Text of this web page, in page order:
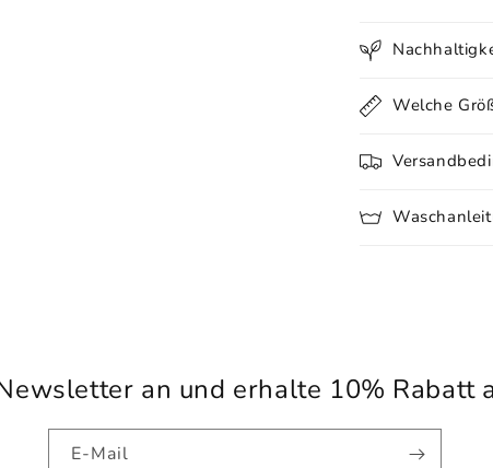
Welche
an und erhalte 10% Rabatt
E-Mail